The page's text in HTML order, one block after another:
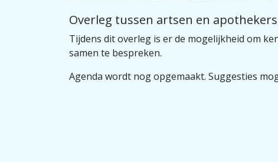
Overleg tussen artsen en
Tijdens dit overleg is er de mogelijkheid om
samen te bespreken.
Agenda wordt nog opgemaakt. Suggesties